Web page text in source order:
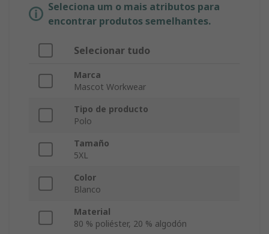
Seleciona um o mais atributos para
encontrar produtos semelhantes.
Selecionar tudo
Marca
Mascot Workwear
Tipo de producto
Polo
Tamaño
5XL
Color
Blanco
Material
80 % poliéster, 20 % algodón